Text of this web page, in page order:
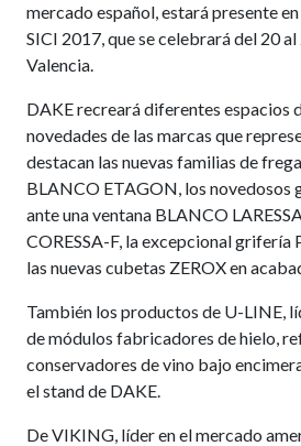
mercado español, estará presente
SICI 2017, que se celebrará del 20
Valencia.
DAKE recreará diferentes espacios
novedades de las marcas que
destacan las nuevas familias de
BLANCO ETAGON, los novedosos
ante una ventana BLANCO
CORESSA-F, la excepcional grifería
las nuevas cubetas ZEROX en
También los productos de U-LINE,
de módulos fabricadores de hielo,
conservadores de vino bajo
el stand de DAKE.
De VIKING, líder en el mercado